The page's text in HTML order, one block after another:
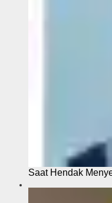
Saat Hendak